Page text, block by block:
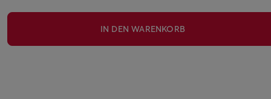
IN DEN WARENKORB